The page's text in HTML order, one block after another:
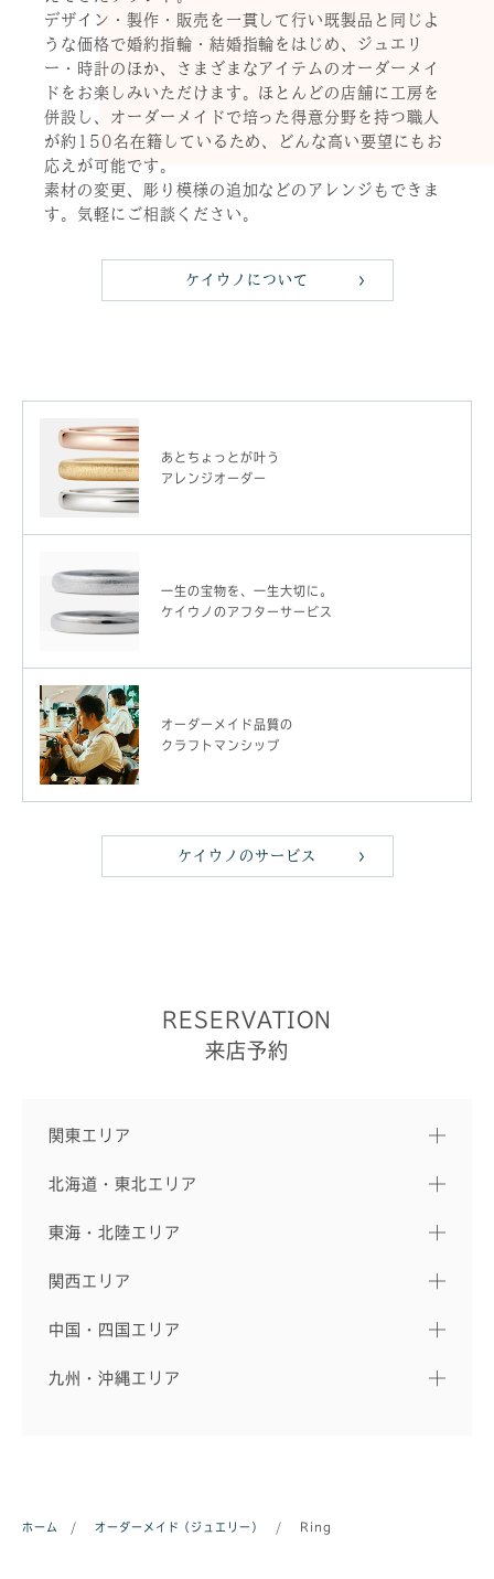
デザイン・製作・販売を一貫して行い既製品と同じよ
うな価格で婚約指輪・結婚指輪をはじめ、ジュエリ
ー・時計のほか、さまざまなアイテムのオーダーメイ
ドをお楽しみいただけます。ほとんどの店舗に工房を
併設し、オーダーメイドで培った得意分野を持つ職人
が約150名在籍しているため、どんな高い要望にもお
応えが可能です。
素材の変更、彫り模様の追加などのアレンジもできま
す。気軽にご相談ください。
ケイウノについて
あとちょっとが叶う
アレンジオーダー
一生の宝物を、一生大切に。
ケイウノのアフターサービス
オーダーメイド品質の
クラフトマンシップ
ケイウノのサービス
RESERVATION
来店予約
関東エリア
北海道・東北エリア
東海・北陸エリア
関西エリア
中国・四国エリア
九州・沖縄エリア
ホーム / オーダーメイド（ジュエリー） / Ring